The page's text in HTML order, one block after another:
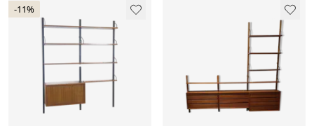
-11%